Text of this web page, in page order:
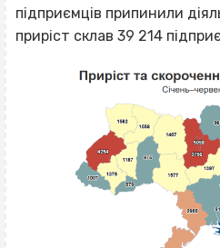
підприємців припинили
приріст склав 39 214